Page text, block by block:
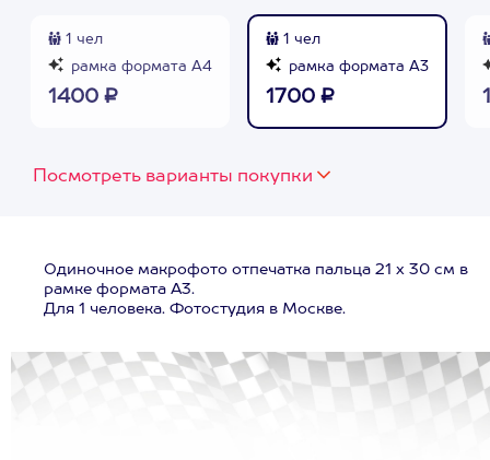
1 чел
рамка формата А4
1400 ₽
1 чел
рамка формата А3
1700 ₽
Посмотреть варианты покупки
Одиночное макрофото отпечатка пальца 21 х 30 см в
рамке формата А3.
Для 1 человека. Фотостудия в Москве.